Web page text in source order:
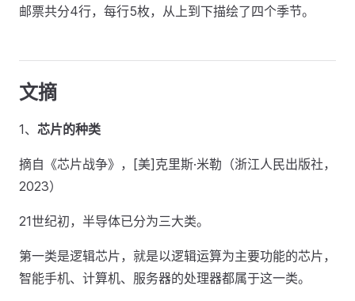
邮票共分4行，每行5枚，从上到下描绘了四个季节。
文摘
1、 芯片的种类
摘自《芯片战争》，[美]克里斯·米勒（浙江人民出版社，
2023）
21世纪初，半导体已分为三大类。
第一类是逻辑芯片，就是以逻辑运算为主要功能的芯片，
智能手机、计算机、服务器的处理器都属于这一类。